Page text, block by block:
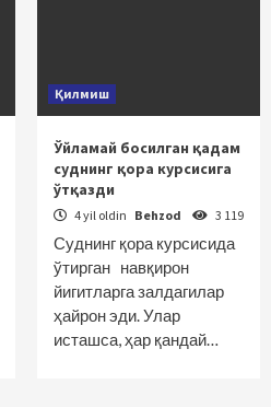
Қилмиш
Ўйламай босилган қадам
суднинг қора курсисига
ўтқазди
4 yil oldin Behzod 3 119
Суднинг қора курсисида
ўтирган навқирон
йигитларга залдагилар
ҳайрон эди. Улар
исташса, ҳар қандай…